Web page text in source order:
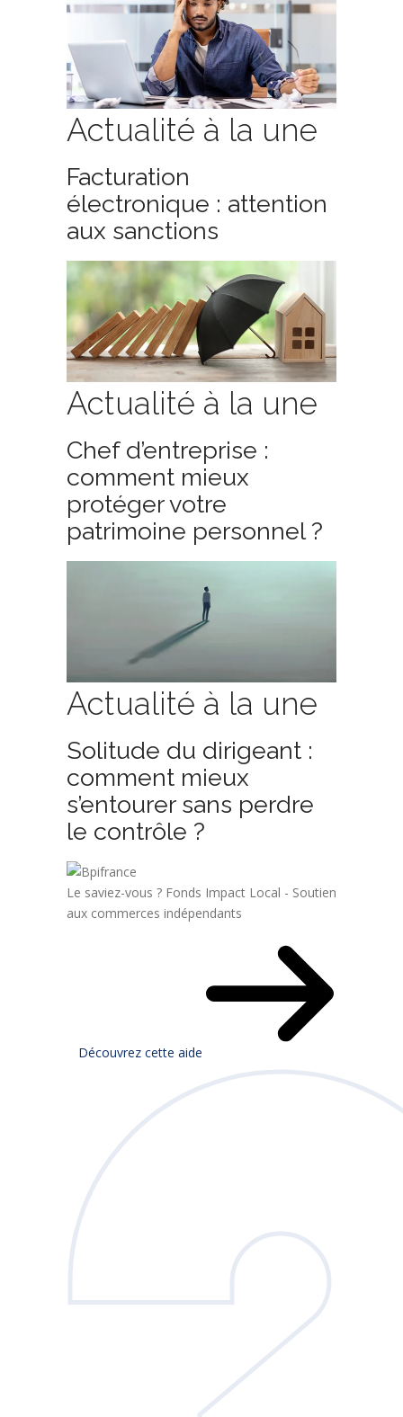
Actualité à la une
Facturation
électronique : attention
aux sanctions
Actualité à la une
Chef d’entreprise :
comment mieux
protéger votre
patrimoine personnel ?
Actualité à la une
Solitude du dirigeant :
comment mieux
s’entourer sans perdre
le contrôle ?
Le saviez-vous ? Fonds Impact Local - Soutien
aux commerces indépendants
Découvrez cette aide